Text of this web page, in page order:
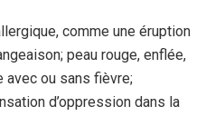
comme une éruption
peau rouge, enflée,
avec ou sans fièvre;
d’oppression dans la